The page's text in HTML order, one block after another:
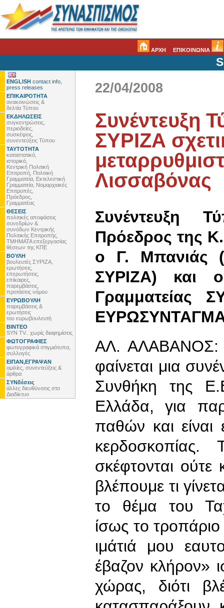
ΑΡΧΗ ΕΠΙΚΟΙΝΩΝΙΑ
ENGLISH contact info,
press releases
ΕΠΙΚΑΙΡΟΤΗΤΑ
ανακοινώσεις &
δελτία Τύπου
ΕΚΔΗΛΩΣΕΙΣ
συγκεντρώσεις,
περιοδείες,
συσκέψεις,
συνεντεύξεις Τύπου
ΤΑΥΤΟΤΗΤΑ
καταστατικό,
ιστορικό,
Κεντρική Πολιτική
Επιτροπή, Πολιτική
Γραμματεία, Εκτελεστική
Γραμματεία, Νομαρχιακές
Επιτροπές,
Πρόεδρος,
Γραμματέας
ΘΕΣΕΙΣ
πολιτικές αποφάσεις
συνεδρίων &
συνόδων Κεντρικής
Πολιτικής Επιτροπής,
ΤΜΗΜΑΤΑ επεξεργασίας
θέσεων της ΚΠΕ
ΒΟΥΛΗ
βουλευτές ΣΥΡΙΖΑ,
ερωτήσεις,
επερωτήσεις,
επίκαιρες,
παρεμβάσεις,
προτάσεις νόμου
ΕΥΡΩΒΟΥΛΗ
παρεμβάσεις &
ερωτήσεις
του ευρωβουλευτή
ΒΙΝΤΕΟ
SYN TV.. χωρίς διαφημίσεις
ΦΩΤΟΓΡΑΦΙΕΣ
φωτογραφικά στιγμιότυπα,
συλλογές
ΕΙΠΑΝ,ΕΓΡΑΨΑΝ
ομιλίες, συνεντεύξεις &
άρθρα
ΣΥΝδέσεις
άλλες διευθύνσεις στο
Διαδίκτυο
22/04/2008
Συνέντευξη
ΣΥΡΙΖΑ
Λισσαβόνας
Συνέντευξη
Πρόεδρος της
ο Γ. Μπανιάς
ΣΥΡΙΖΑ) και ο
Γραμματείας
ΑΛ. ΑΛΑΒΑΝΟΣ:
φαίνεται μια
Συνθήκη της
Ελλάδα, για
παθών και είναι
σκέφτονται
βλέπουμε τι
το θέμα του
ίσως το
ιμάτιά μου
έβαζον κλήρον»
χώρας, διότι